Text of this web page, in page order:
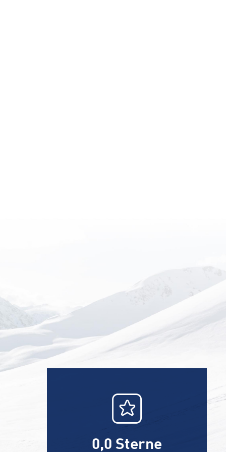
0,0 Sterne